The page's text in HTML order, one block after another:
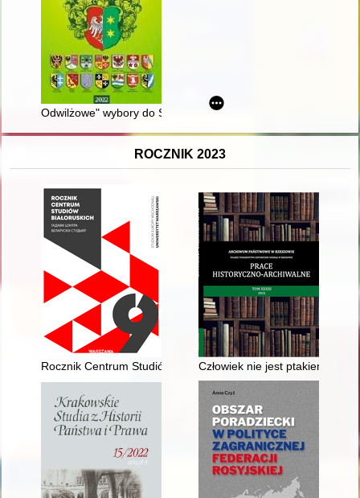
Odwilżowe" wybory do Sejmu PRL ze stycznia 1957 roku na
ROCZNIK 2023
Rocznik Centrum Studiów Białoruskich. R. 9 (2023)
Człowiek nie jest ptakiem…" :